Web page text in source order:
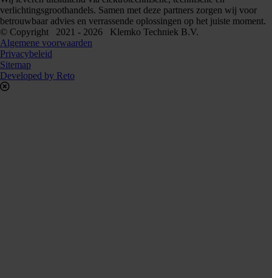
verlichtingsgroothandels. Samen met deze partners zorgen wij voor
betrouwbaar advies en verrassende oplossingen op het juiste moment.
© Copyright 2021 - 2026 Klemko Techniek B.V.
Algemene voorwaarden
Privacybeleid
Sitemap
Developed by Reto